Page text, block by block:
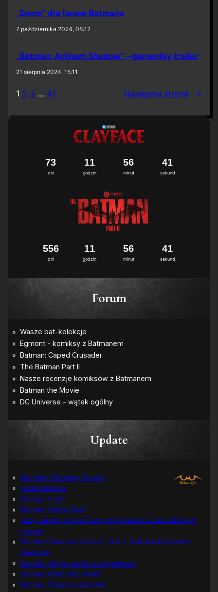
„Doom” dla fanów Batmana
7 października 2024, 08:12
„Batman: Arkham Shadow” – gameplay trailer
21 sierpnia 2024, 15:11
1 2 3 … 41 Następna strona →
dni
73
godzin
11
minut
56
sekund
40
dni
556
godzin
11
minut
56
sekund
40
1
Forum
Update
Bat-Man: Pierwszy Rycerz
Grób Batmana
Batman: Hush
Batman: Wojna Cieni
Tuzy Jokera: 13 klasycznych opowieści o zbrodniczym
klaunie
Batman Detective Comics, Tom 1: Gothamski Nokturn:
Uwertura
Batman: Wojna żartów z zagadkami
Batman #445-447, #480
Batman: Śmierć w rodzinie